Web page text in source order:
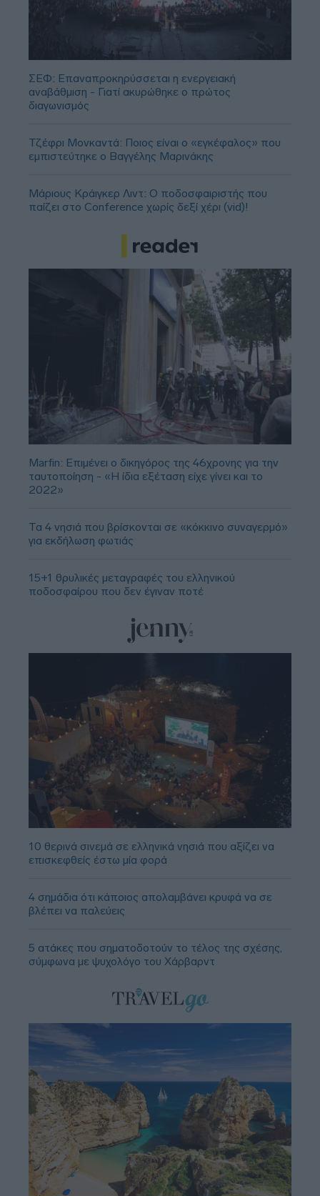
ΣΕΦ: Επαναπροκηρύσσεται η ενεργειακή
αναβάθμιση - Γιατί ακυρώθηκε ο πρώτος
διαγωνισμός
Τζέφρι Μονκαντά: Ποιος είναι ο «εγκέφαλος» που
εμπιστεύτηκε ο Βαγγέλης Μαρινάκης
Μάριους Κράιγκερ Λιντ: Ο ποδοσφαιριστής που
παίζει στο Conference χωρίς δεξί χέρι (vid)!
Marfin: Επιμένει ο δικηγόρος της 46χρονης για την
ταυτοποίηση - «Η ίδια εξέταση είχε γίνει και το
2022»
Τα 4 νησιά που βρίσκονται σε «κόκκινο συναγερμό»
για εκδήλωση φωτιάς
15+1 θρυλικές μεταγραφές του ελληνικού
ποδοσφαίρου που δεν έγιναν ποτέ
10 θερινά σινεμά σε ελληνικά νησιά που αξίζει να
επισκεφθείς έστω μία φορά
4 σημάδια ότι κάποιος απολαμβάνει κρυφά να σε
βλέπει να παλεύεις
5 ατάκες που σηματοδοτούν το τέλος της σχέσης,
σύμφωνα με ψυχολόγο του Χάρβαρντ